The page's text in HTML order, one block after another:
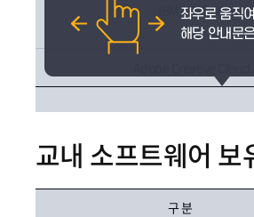
IBM SPSS
교내 소프트웨어 보
구 분